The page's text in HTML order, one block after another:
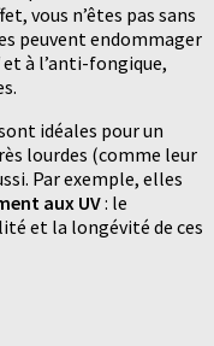
vous n’êtes pas sans
peuvent endommager
à l’anti-fongique,
idéales pour un
lourdes (comme leur
Par exemple, elles
aux UV: le
et la longévité de ces